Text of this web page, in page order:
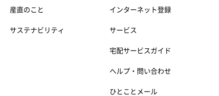
産直のこと
サステナビリティ
インターネット登録
サービス
宅配サービスガイド
ヘルプ・問い合わせ
ひとことメール